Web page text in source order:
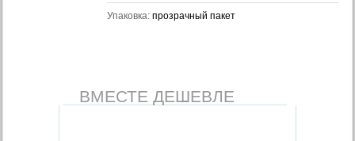
Упаковка: прозрачный пакет
ВМЕСТЕ ДЕШЕВЛЕ